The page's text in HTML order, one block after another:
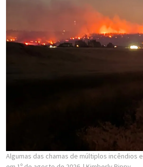
Algumas das chamas de múltiplos incêndios